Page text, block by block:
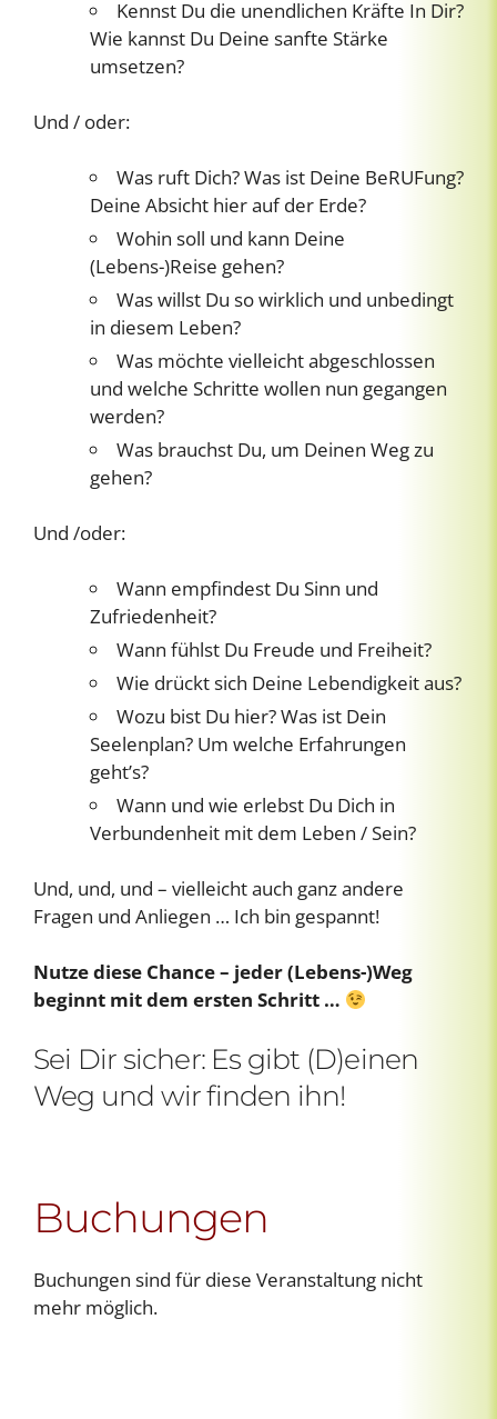
Kennst Du die unendlichen Kräfte In Dir?
Wie kannst Du Deine sanfte Stärke
umsetzen?
Und / oder:
Was ruft Dich? Was ist Deine BeRUFung?
Deine Absicht hier auf der Erde?
Wohin soll und kann Deine
(Lebens-)Reise gehen?
Was willst Du so wirklich und unbedingt
in diesem Leben?
Was möchte vielleicht abgeschlossen
und welche Schritte wollen nun gegangen
werden?
Was brauchst Du, um Deinen Weg zu
gehen?
Und /oder:
Wann empfindest Du Sinn und
Zufriedenheit?
Wann fühlst Du Freude und Freiheit?
Wie drückt sich Deine Lebendigkeit aus?
Wozu bist Du hier? Was ist Dein
Seelenplan? Um welche Erfahrungen
geht’s?
Wann und wie erlebst Du Dich in
Verbundenheit mit dem Leben / Sein?
Und, und, und – vielleicht auch ganz andere
Fragen und Anliegen … Ich bin gespannt!
Nutze diese Chance – jeder (Lebens-)Weg
beginnt mit dem ersten Schritt …
Sei Dir sicher: Es gibt (D)einen
Weg und wir finden ihn!
Buchungen
Buchungen sind für diese Veranstaltung nicht
mehr möglich.